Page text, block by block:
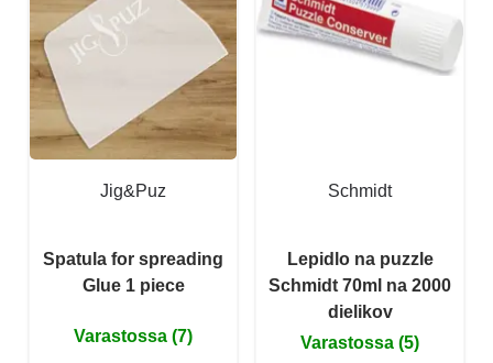
Jig&Puz
Spatula for spreading
Glue 1 piece
Varastossa (7)
Schmidt
Lepidlo na puzzle
Schmidt 70ml na 2000
dielikov
Varastossa (5)